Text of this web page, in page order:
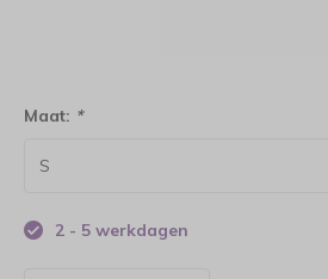
Maat: *
2 - 5 werkdagen